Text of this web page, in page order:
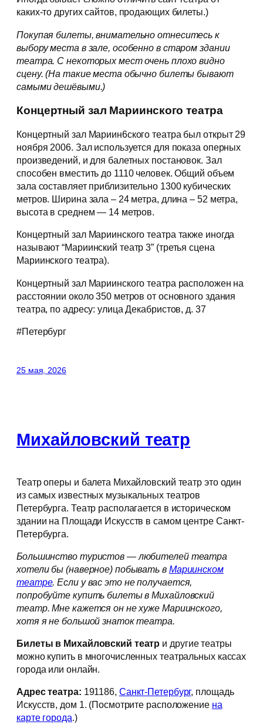
каких-то других сайтов, продающих билеты.)
Покупая билеты, внимательно отнеситесь к
выбору места в зале, особенно в старом здании
театра. С некоторых мест очень плохо видно
сцену. (На такие места обычно билеты бывают
самыми дешёвыми.)
Концертный зал Мариинского театра
Концертный зал Мариин6ского театра был открыт 29
ноября 2006. Зал используется для показа оперных
произведений, и для балетных постановок. Зал
способен вместить до 1110 человек. Общий объем
зала составляет приблизительно 1300 кубических
метров. Ширина зала – 24 метра, длина – 52 метра,
высота в среднем — 14 метров.
Концертный зал Мариинского театра также иногда
называют “Мариинский театр 3” (третья сцена
Мариинского театра).
Концертный зал Мариинского театра расположен на
расстоянии около 350 метров от основного здания
театра, по адресу: улица Декабристов, д. 37
#Петербург
25 мая, 2026
Михайловский театр
Театр оперы и балета Михайловский театр это один
из самых известных музыкальных театров
Петербурга. Театр располагается в историческом
здании на Площади Искусств в самом центре Санкт-
Петербурга.
Большинство туристов — любителей театра
хотели бы (наверное) побывать в Мариинском
театре. Если у вас это не получается,
попробуйте купить билеты в Михайловский
театр. Мне кажется он не хуже Мариинского,
хотя я не большой знаток театра.
Билеты в Михайловский театр и другие театры
можно купить в многочисленных театральных кассах
города или онлайн.
Адрес театра: 191186, Санкт-Петербург, площадь
Искусств, дом 1. (Посмотрите расположение на
карте города.)